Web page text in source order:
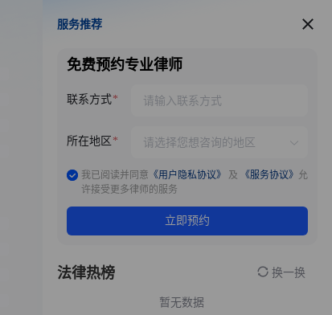
服务推荐
服务推荐
免费预约专业律师
联系方式
所在地区
我已阅读并同意 《用户隐私协议》 及 《服务协议》 允
许接受更多律师的服务
立即预约
法律热榜 换一换
暂无数据